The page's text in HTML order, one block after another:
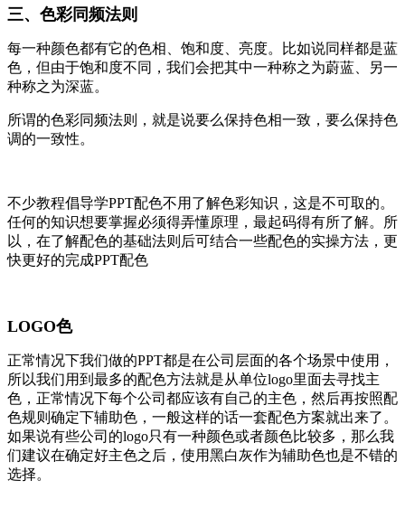
三、色彩同频法则
每一种颜色都有它的色相、饱和度、亮度。比如说同样都是蓝
色，但由于饱和度不同，我们会把其中一种称之为蔚蓝、另一
种称之为深蓝。
所谓的色彩同频法则，就是说要么保持色相一致，要么保持色
调的一致性。
不少教程倡导学PPT配色不用了解色彩知识，这是不可取的。
任何的知识想要掌握必须得弄懂原理，最起码得有所了解。所
以，在了解配色的基础法则后可结合一些配色的实操方法，更
快更好的完成PPT配色
LOGO色
正常情况下我们做的PPT都是在公司层面的各个场景中使用，
所以我们用到最多的配色方法就是从单位logo里面去寻找主
色，正常情况下每个公司都应该有自己的主色，然后再按照配
色规则确定下辅助色，一般这样的话一套配色方案就出来了。
如果说有些公司的logo只有一种颜色或者颜色比较多，那么我
们建议在确定好主色之后，使用黑白灰作为辅助色也是不错的
选择。